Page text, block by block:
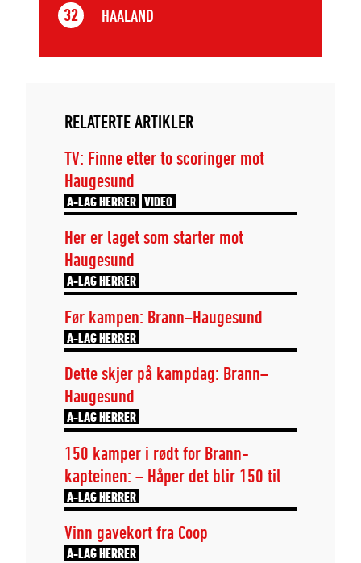
32 HAALAND
RELATERTE ARTIKLER
TV: Finne etter to scoringer mot
Haugesund
A-LAG HERRER VIDEO
Her er laget som starter mot
Haugesund
A-LAG HERRER
Før kampen: Brann–Haugesund
A-LAG HERRER
Dette skjer på kampdag: Brann–
Haugesund
A-LAG HERRER
150 kamper i rødt for Brann-
kapteinen: – Håper det blir 150 til
A-LAG HERRER
Vinn gavekort fra Coop
A-LAG HERRER